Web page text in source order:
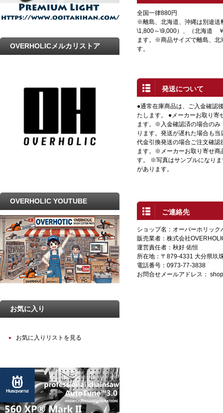
全国一律880円
※離島、北海道、沖縄は別途送
\1,800～\9,000）、（北海道
ます。※商品サイズで離島、北
す。
発送について
●通常在庫商品は、ご入金確認
たします。 ●メーカーお取り寄
ます。※入金確認済の場合の
ります。発送が遅れた場合も
代金引換発送の場合ご注文確
ます。※メーカーお取り寄せ商
す。 ※写真はサンプルになり
があります。
ご連絡先
ショップ名：オーバーホリック
販売業者：株式会社
運営責任者：秋好 佑恒
所在地：〒879-4331 大分県玖
電話番号：0973-77-3838
お問合せメールアドレス：
OVERHOLICメルカリストア
OVERHOLIC YOUTUBE
お気に入り
お気に入りリストを見る